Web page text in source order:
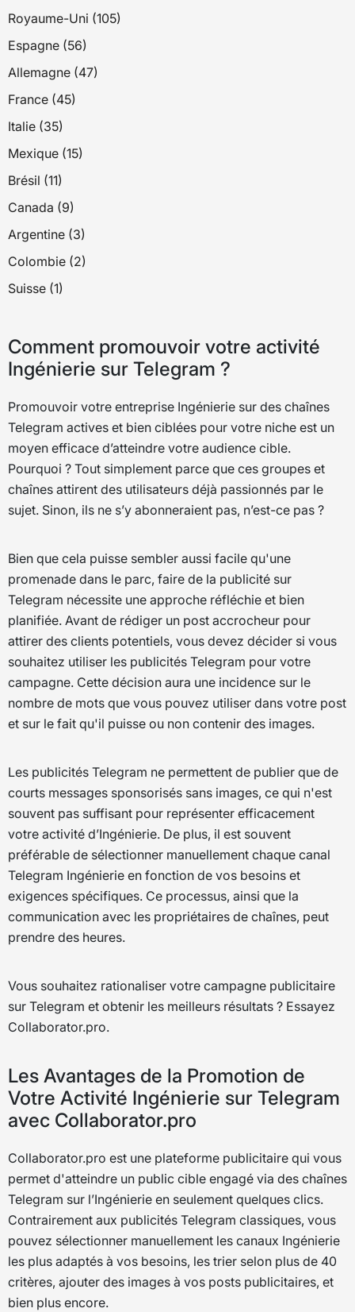
Royaume-Uni (105)
Espagne (56)
Allemagne (47)
France (45)
Italie (35)
Mexique (15)
Brésil (11)
Canada (9)
Argentine (3)
Colombie (2)
Suisse (1)
Comment promouvoir votre activité
Ingénierie sur Telegram ?
Promouvoir votre entreprise Ingénierie sur des chaînes
Telegram actives et bien ciblées pour votre niche est un
moyen efficace d’atteindre votre audience cible.
Pourquoi ? Tout simplement parce que ces groupes et
chaînes attirent des utilisateurs déjà passionnés par le
sujet. Sinon, ils ne s’y abonneraient pas, n’est-ce pas ?
Bien que cela puisse sembler aussi facile qu'une
promenade dans le parc, faire de la publicité sur
Telegram nécessite une approche réfléchie et bien
planifiée. Avant de rédiger un post accrocheur pour
attirer des clients potentiels, vous devez décider si vous
souhaitez utiliser les publicités Telegram pour votre
campagne. Cette décision aura une incidence sur le
nombre de mots que vous pouvez utiliser dans votre post
et sur le fait qu'il puisse ou non contenir des images.
Les publicités Telegram ne permettent de publier que de
courts messages sponsorisés sans images, ce qui n'est
souvent pas suffisant pour représenter efficacement
votre activité d’Ingénierie. De plus, il est souvent
préférable de sélectionner manuellement chaque canal
Telegram Ingénierie en fonction de vos besoins et
exigences spécifiques. Ce processus, ainsi que la
communication avec les propriétaires de chaînes, peut
prendre des heures.
Vous souhaitez rationaliser votre campagne publicitaire
sur Telegram et obtenir les meilleurs résultats ? Essayez
Collaborator.pro.
Les Avantages de la Promotion de
Votre Activité Ingénierie sur Telegram
avec Collaborator.pro
Collaborator.pro est une plateforme publicitaire qui vous
permet d'atteindre un public cible engagé via des chaînes
Telegram sur l’Ingénierie en seulement quelques clics.
Contrairement aux publicités Telegram classiques, vous
pouvez sélectionner manuellement les canaux Ingénierie
les plus adaptés à vos besoins, les trier selon plus de 40
critères, ajouter des images à vos posts publicitaires, et
bien plus encore.